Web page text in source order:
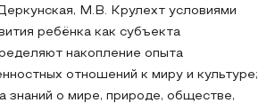
М.В. Крулехт условиями
ребёнка как субъекта
накопление опыта
отношений к миру и культуре;
знаний о мире, природе, обществе,